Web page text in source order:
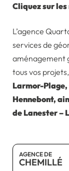
Cliquez sur
L’agence
services de
aménagement
tous vos
Larmor-
Hennebont,
de Lanester –
AGENCE DE
CHEMILLÉ